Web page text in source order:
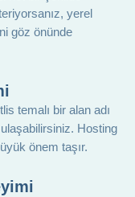
yerel
göz önünde
temalı bir alan adı
Hosting
önem taşır.